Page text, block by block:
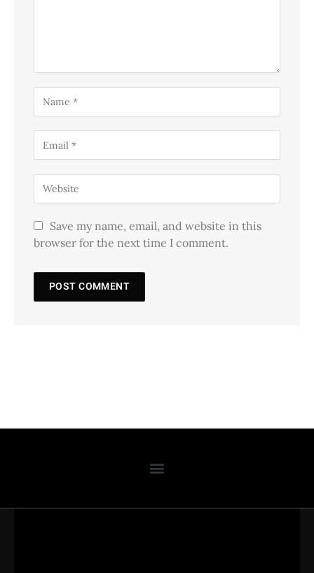
Save my name, email, and website in this
browser for the next time I comment.